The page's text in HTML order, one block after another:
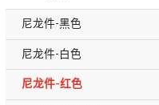
尼龙件-黑色
尼龙件-白色
尼龙件-红色